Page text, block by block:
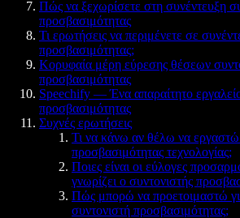
Πώς να ξεχωρίσετε στη συνέντευξη
προσβασιμότητας
Τι ερωτήσεις να περιμένετε σε
προσβασιμότητας;
Κορυφαία μέρη εύρεσης θέσεων
προσβασιμότητας
Speechify — Ένα απαραίτητο εργαλείο
προσβασιμότητας
Συχνές ερωτήσεις
Τι να κάνω αν θέλω να εργαστώ
προσβασιμότητας τεχνολογίας;
Ποιες είναι οι εύλογες
γνωρίζει ο συντονιστής
Πώς μπορώ να προετοιμαστώ
συντονιστή προσβασιμότητας;